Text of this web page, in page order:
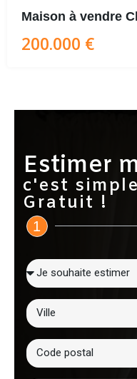
Maison à vendre
200.000 €
Estimer
c'est
Gratuit !
1